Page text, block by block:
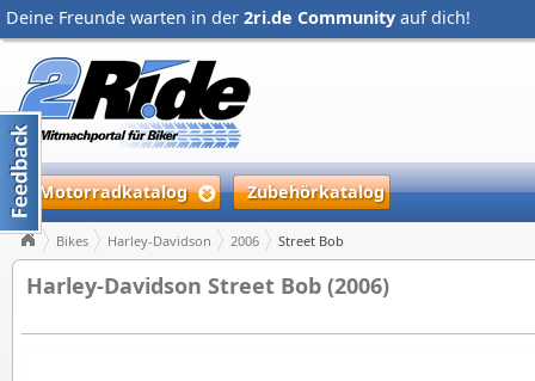
Deine Freunde warten in der 2ri.de Community auf dich!
Motorradkatalog Zubehörkatalog
Bikes Harley-Davidson 2006 Street Bob
Harley-Davidson Street Bob (2006)